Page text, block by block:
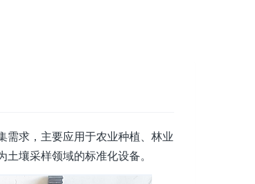
需求，主要应用于农业种植、林业
壤采样领域的标准化设备。